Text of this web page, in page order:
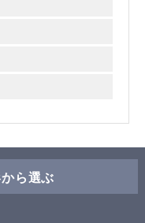
ら選ぶ